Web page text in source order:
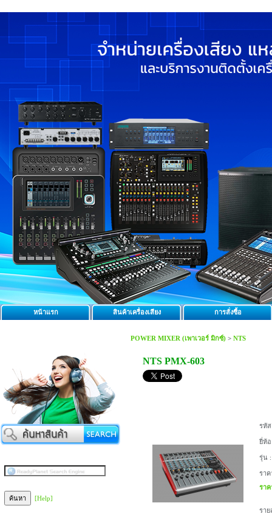
หน้าแรก สินค้าเครื่องเสียง การสั่งซื้อ
[Help]
POWER MIXER (เพาเวอร์ มิกซ์) > NTS
NTS PMX-603
รหั
ยี่ห้
รุ่น :
รา
รา
ราย